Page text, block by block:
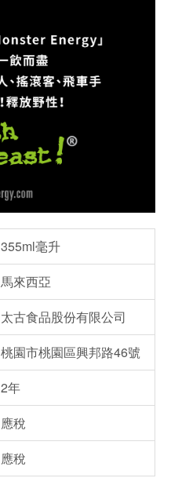
355ml毫升
馬來西亞
太古食品股份有限公司
桃園市桃園區興邦路46號
2年
應稅
應稅